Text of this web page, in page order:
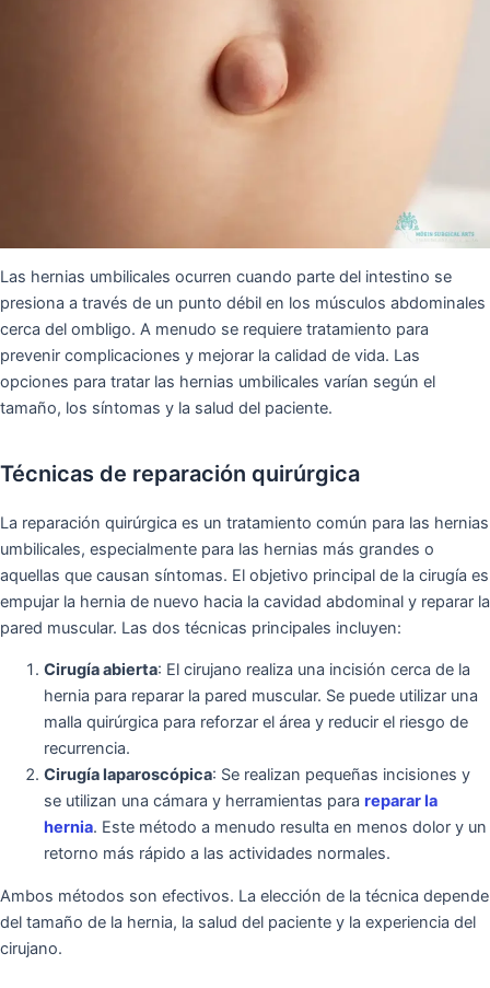
Las hernias umbilicales ocurren cuando parte del intestino se
presiona a través de un punto débil en los músculos abdominales
cerca del ombligo. A menudo se requiere tratamiento para
prevenir complicaciones y mejorar la calidad de vida. Las
opciones para tratar las hernias umbilicales varían según el
tamaño, los síntomas y la salud del paciente.
Técnicas de reparación quirúrgica
La reparación quirúrgica es un tratamiento común para las hernias
umbilicales, especialmente para las hernias más grandes o
aquellas que causan síntomas. El objetivo principal de la cirugía es
empujar la hernia de nuevo hacia la cavidad abdominal y reparar la
pared muscular. Las dos técnicas principales incluyen:
Cirugía abierta: El cirujano realiza una incisión cerca de la
hernia para reparar la pared muscular. Se puede utilizar una
malla quirúrgica para reforzar el área y reducir el riesgo de
recurrencia.
Cirugía laparoscópica: Se realizan pequeñas incisiones y
se utilizan una cámara y herramientas para reparar la
hernia. Este método a menudo resulta en menos dolor y un
retorno más rápido a las actividades normales.
Ambos métodos son efectivos. La elección de la técnica depende
del tamaño de la hernia, la salud del paciente y la experiencia del
cirujano.